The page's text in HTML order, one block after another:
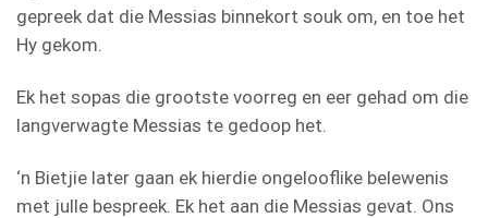
gepreek dat die Messias binnekort souk om, en toe het
Hy gekom.
Ek het sopas die grootste voorreg en eer gehad om die
langverwagte Messias te gedoop het.
‘n Bietjie later gaan ek hierdie ongelooflike belewenis
met julle bespreek. Ek het aan die Messias gevat. Ons